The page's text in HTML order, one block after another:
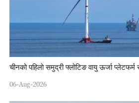
चीनको पहिलो समुद्री फ्लोटिङ वायु ऊर्जा
06-Aug-2026